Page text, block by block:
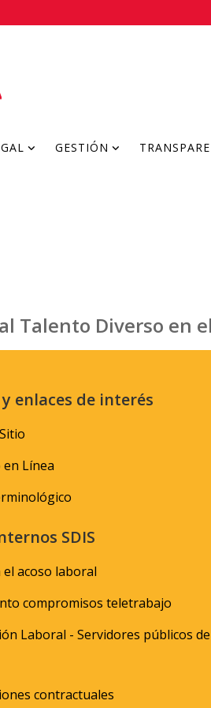
GESTIÓN
Talento Diverso en
enlaces de interés
Línea
SDIS
el acoso laboral
compromisos teletrabajo
Laboral - Servidores públicos de
contractuales